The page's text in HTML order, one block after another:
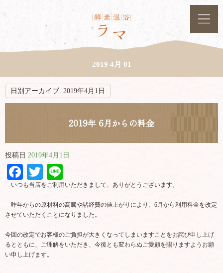
2019 4月 01
日別アーカイブ: 2019年4月1日
2019年 6月からの料金
投稿日 2019年4月1日
Facebook
Twitter
いつも当店をご利用いただきまして、ありがとうございます。
昨年からの原材料の高騰や諸経費の値上がりにより、6月から利用料金を改定
させていただくことになりました。
今回の改定でお客様のご負担が大きくなってしまいますことをお詫び申し上げ
るとともに、ご理解をいただき、今後とも変わらぬご愛顧を賜りますようお願
い申し上げます。